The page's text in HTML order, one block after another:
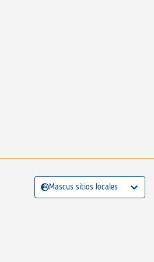
Mascus sitios locales